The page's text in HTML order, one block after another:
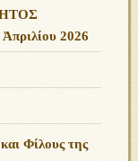
2026
Φίλους της